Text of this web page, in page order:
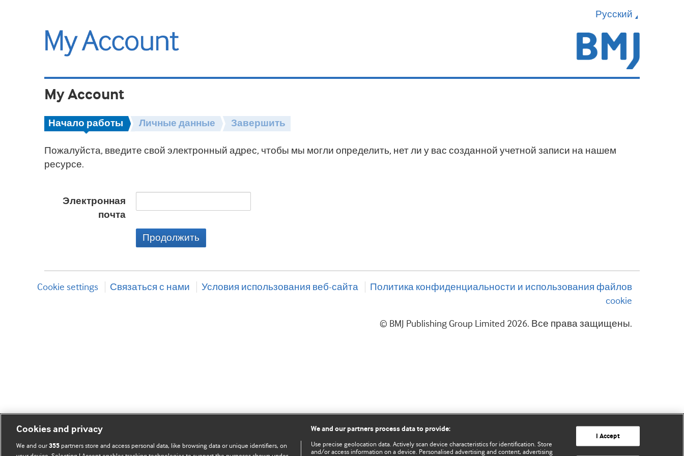
Русский
My Account
Начало работы Личные данные Завершить
Пожалуйста, введите свой электронный адрес, чтобы мы могли определить, нет ли у вас созданной учетной записи на нашем
ресурсе.
Электронная
почта
Продолжить
Cookie settings Связаться с нами Условия использования веб-сайта
Политика конфиденциальности и использования файлов
cookie
© BMJ Publishing Group Limited 2026. Все права защищены.
Cookies and privacy
We and our355 partners store and access personal data, like browsing data or unique identifiers, on
We and our partners process data to provide:
Use precise geolocation data. Actively scan device characteristics for identification. Store
and/or access information on a device. Personalised advertising and content, advertising
I Accept